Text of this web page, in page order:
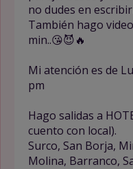
no dudes en
También hago
min..😘😈🔥
Mi atención es de
pm
Hago salidas a
cuento con local).
Surco, San Borja,
Molina, Barranco,